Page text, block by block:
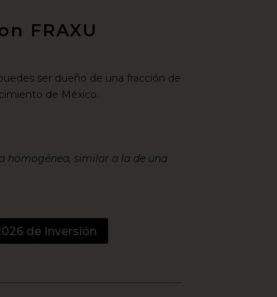
FRAXU
ser dueño de una fracción de
de México.
homogénea, similar a la de una
de Inversión